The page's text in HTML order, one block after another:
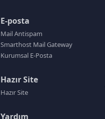
E-posta
Mail Antispam
Smarthost Mail Gateway
Kurumsal E-Posta
Hazır Site
Hazır Site
Yardım